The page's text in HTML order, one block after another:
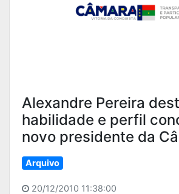
Alexandre Pereira
habilidade e perfil
novo presidente da
Arquivo
20/12/2010 11:38:00